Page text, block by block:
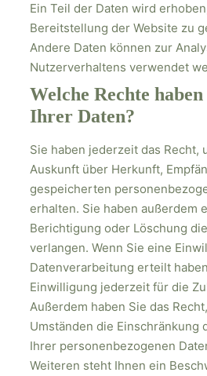
Ein Teil der Daten wird
Bereitstellung der Website zu
Andere Daten können zur
Nutzerverhaltens verwendet
Welche Rechte
Ihrer Daten?
Sie haben jederzeit das Recht,
Auskunft über Herkunft,
gespeicherten
erhalten. Sie haben außerdem
Berichtigung oder Löschung
verlangen. Wenn Sie eine
Datenverarbeitung erteilt
Einwilligung jederzeit für die
Außerdem haben Sie das
Umständen die Einschränkung
Ihrer personenbezogenen
Weiteren steht Ihnen ein